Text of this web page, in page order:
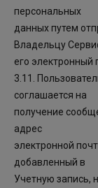
персональных
данных путем
Владельцу
его электронный
3.11.
соглашается на
получение
адрес
электронной
добавленный в
Учетную запись,